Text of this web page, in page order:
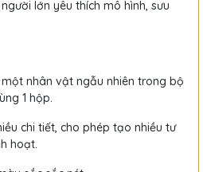
lớn yêu thích mô hình, sưu
nhân vật ngẫu nhiên trong bộ
1 hộp.
chi tiết, cho phép tạo nhiều tư
hoạt.